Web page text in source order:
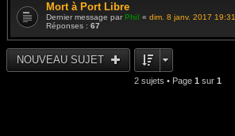
Mort à Port Libre
Dernier message parPhil « dim. 8 janv. 2017 19:31
Réponses : 67
NOUVEAU SUJET
2 sujets • Page 1 sur 1